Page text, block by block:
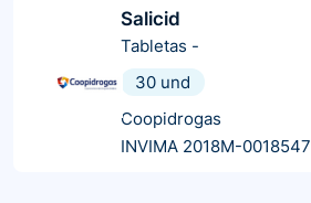
Salicid
Tabletas -
30 und
Coopidrogas
INVIMA 2018M-0018547